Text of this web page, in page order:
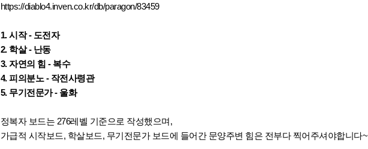
https://diablo4.inven.co.kr/db/paragon/83459
1. 시작 - 도전자
2. 학살 - 난동
3. 자연의 힘 - 복수
4. 피의분노 - 작전사령관
5. 무기전문가 - 울화
정복자 보드는 276레벨 기준으로 작성했으며,
가급적 시작보드, 학살보드, 무기전문가 보드에 들어간 문양주변 힘은 전부다 찍어주셔야합니다~